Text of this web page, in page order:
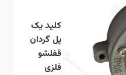
کلید یک
پل گردان
قفلشو
فلزی